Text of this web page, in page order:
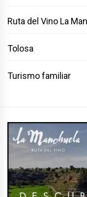
Ruta del Vino La
Tolosa
Turismo familiar